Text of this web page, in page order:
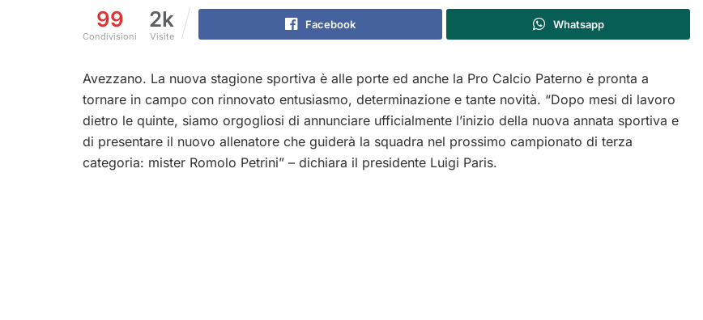
99
Condivisioni
2k
Visite
Facebook Whatsapp
Avezzano. La nuova stagione sportiva è alle porte ed anche la Pro Calcio Paterno è pronta a
tornare in campo con rinnovato entusiasmo, determinazione e tante novità. “Dopo mesi di lavoro
dietro le quinte, siamo orgogliosi di annunciare ufficialmente l’inizio della nuova annata sportiva e
di presentare il nuovo allenatore che guiderà la squadra nel prossimo campionato di terza
categoria: mister Romolo Petrini” – dichiara il presidente Luigi Paris.